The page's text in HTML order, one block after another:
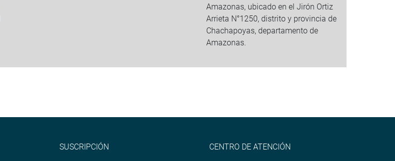
Amazonas, ubicado en el Jirón Ortiz
Arrieta N°1250, distrito y provincia de
Chachapoyas, departamento de
Amazonas.
SUSCRIPCIÓN CENTRO DE ATENCIÓN